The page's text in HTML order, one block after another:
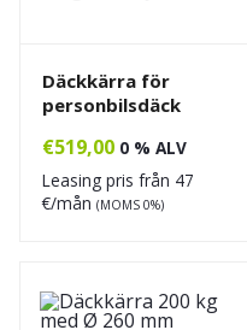
Däckkärra för
personbilsdäck
€519,00 0 % ALV
Leasing pris från 47
€/mån (MOMS 0%)